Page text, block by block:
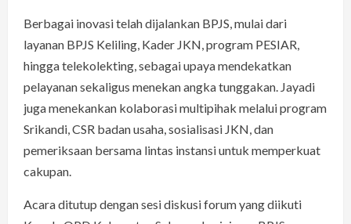
Berbagai inovasi telah dijalankan BPJS, mulai dari
layanan BPJS Keliling, Kader JKN, program PESIAR,
hingga telekolekting, sebagai upaya mendekatkan
pelayanan sekaligus menekan angka tunggakan. Jayadi
juga menekankan kolaborasi multipihak melalui program
Srikandi, CSR badan usaha, sosialisasi JKN, dan
pemeriksaan bersama lintas instansi untuk memperkuat
cakupan.
Acara ditutup dengan sesi diskusi forum yang diikuti